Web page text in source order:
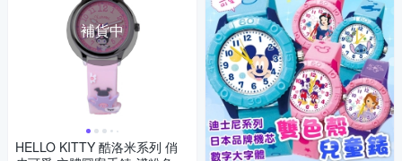
補貨中
HELLO KITTY 酷洛米系列 俏